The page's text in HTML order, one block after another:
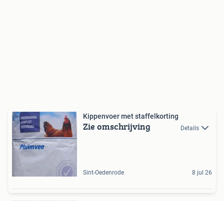
Kippenvoer met staffelkorting
Zie omschrijving Details
Sint-Oedenrode 8 jul 26